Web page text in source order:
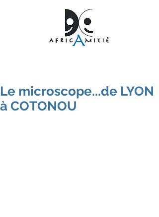
Le microscope...de LYON
à COTONOU